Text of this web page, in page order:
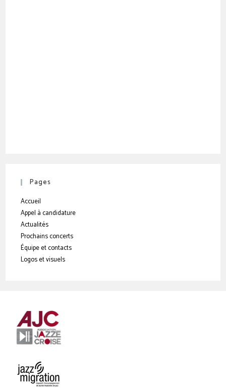
Pages
Accueil
Appel à candidature
Actualités
Prochains concerts
Équipe et contacts
Logos et visuels